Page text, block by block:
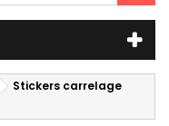
Stickers carrelage